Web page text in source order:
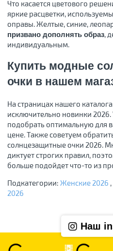
Что касается цветового
яркие расцветки,
оправы. Желтые, синие,
призвано дополнять образ,
индивидуальным.
Купить модные
очки в нашем
На страницах нашего
исключительно новинки
подобрать оптимальную для
цене. Также советуем
солнцезащитные очки 2026.
диктует строгих правил,
больше подойдет что-то из
Подкатегории: Женские 2026 ,
2026
Наш